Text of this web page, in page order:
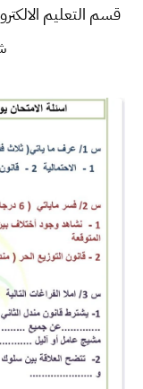
قسم التعليم